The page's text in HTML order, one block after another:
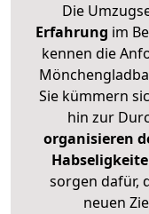
Die
Erfahrung im
kennen die
Sie kümmern
hin zur
organisieren
sorgen dafür,
neuen